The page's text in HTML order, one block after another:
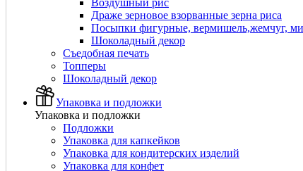
Драже зерновое взорванные зерна риса
Посыпки фигурные, вермишель,жемчуг,
Шоколадный декор
Съедобная печать
Топперы
Шоколадный декор
Упаковка и подложки
Упаковка и подложки
Подложки
Упаковка для капкейков
Упаковка для кондитерских изделий
Упаковка для конфет